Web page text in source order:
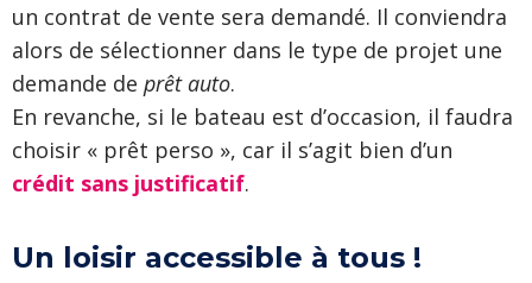
un contrat de vente sera demandé. Il conviendra
alors de sélectionner dans le type de projet une
demande de prêt auto.
En revanche, si le bateau est d’occasion, il faudra
choisir « prêt perso », car il s’agit bien d’un
crédit sans justificatif.
Un loisir accessible à tous !